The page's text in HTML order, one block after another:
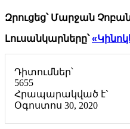
Զրուցեց՝ Մարջան
Լուսանկարները՝
Դիտումներ՝
5655
Հրապարակված է`
Օգոստոս 30, 2020